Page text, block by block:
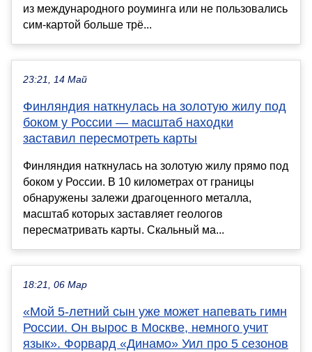
из международного роуминга или не пользовались
сим-картой больше трё...
23:21, 14 Май
Финляндия наткнулась на золотую жилу под
боком у России — масштаб находки
заставил пересмотреть карты
Финляндия наткнулась на золотую жилу прямо под
боком у России. В 10 километрах от границы
обнаружены залежи драгоценного металла,
масштаб которых заставляет геологов
пересматривать карты. Скальный ма...
18:21, 06 Мар
«Мой 5-летний сын уже может напевать гимн
России. Он вырос в Москве, немного учит
язык». Форвард «Динамо» Уил про 5 сезонов